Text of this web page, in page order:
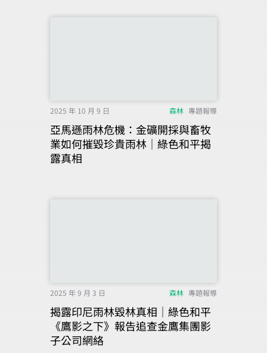
2025 年 10 月 9 日 森林 專題報導
亞馬遜雨林危機：金礦開採與畜牧
業如何摧毀珍貴雨林｜綠色和平揭
露真相
2025 年 9 月 3 日 森林 專題報導
揭露印尼雨林毀林真相｜綠色和平
《鷹影之下》報告追查金鷹集團影
子公司網絡